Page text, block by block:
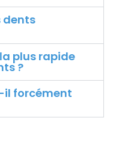
dents
plus rapide
?
il forcément